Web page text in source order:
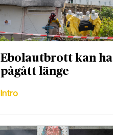
Ebolautbrott kan ha
pågått länge
Intro